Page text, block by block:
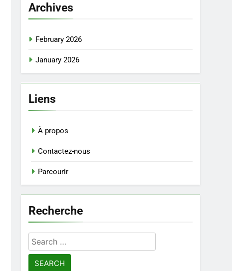
Archives
February 2026
January 2026
Liens
À propos
Contactez-nous
Parcourir
Recherche
Search
for: